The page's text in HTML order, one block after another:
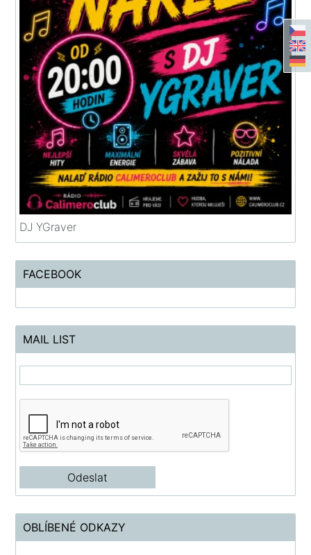
DJ YGraver
FACEBOOK
MAIL LIST
OBLÍBENÉ ODKAZY